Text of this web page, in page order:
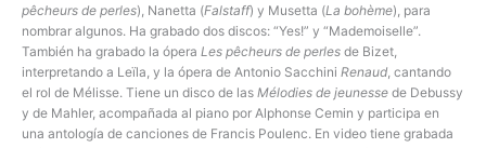
pêcheurs de perles), Nanetta (Falstaff) y Musetta (La bohème), para
nombrar algunos. Ha grabado dos discos: “Yes!” y “Mademoiselle”.
También ha grabado la ópera Les pêcheurs de perles de Bizet,
interpretando a Leïla, y la ópera de Antonio Sacchini Renaud, cantando
el rol de Mélisse. Tiene un disco de las Mélodies de jeunesse de Debussy
y de Mahler, acompañada al piano por Alphonse Cemin y participa en
una antología de canciones de Francis Poulenc. En video tiene grabada